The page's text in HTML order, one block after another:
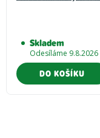
Skladem
Odesíláme 9.8.2026
DO KOŠÍKU